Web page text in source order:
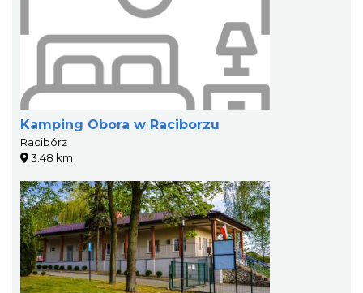
Kamping Obora w Raciborzu
Racibórz
3.48 km